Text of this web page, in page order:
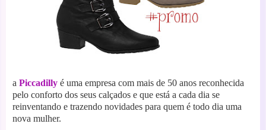
a Piccadilly é uma empresa com mais de 50 anos reconhecida
pelo conforto dos seus calçados e que está a cada dia se
reinventando e trazendo novidades para quem é todo dia uma
nova mulher.